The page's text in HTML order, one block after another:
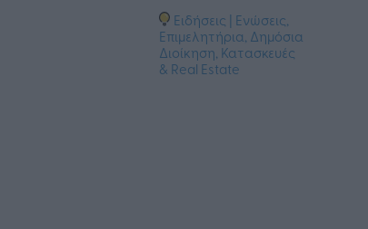
Ειδήσεις | Ενώσεις,
Επιμελητήρια, Δημόσια
Διοίκηση, Κατασκευές
& Real Estate